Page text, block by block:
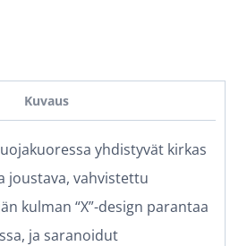
Kuvaus
yhdistyvät kirkas
joustava, vahvistettu
kulman “X”-design parantaa
ja saranoidut